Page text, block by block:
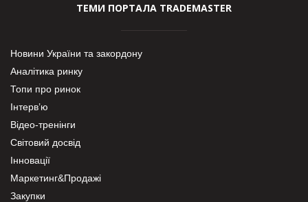
ТЕМИ ПОРТАЛА TRADEMASTER
Новини України та закордону
Аналітика ринку
Топи про ринок
Інтерв’ю
Відео-тренінги
Світовий досвід
Інновації
Маркетинг&Продажі
Закупки